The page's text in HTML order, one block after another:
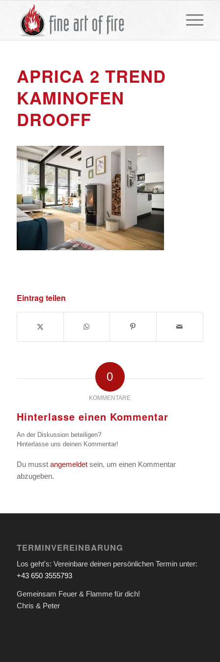
APRICA 2 TREND
KAMINOFEN
DROOFF
Eintrag teilen
0
KOMMENTARE
Hinterlasse einen Kommentar
An der Diskussion beteiligen?
Hinterlasse uns deinen Kommentar!
Du musst angemeldetsein, um einen Kommentar
abzugeben.
TERMINVEREINBARUNG
Los geht's: Vereinbare deinen persönlichen Termin unter:
+43 650 3555793
Gemeinsam Feuer & Flamme für dich!
Chris & Peter